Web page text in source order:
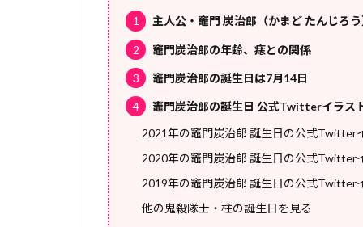
1 主人公・竈門 炭治郎（かまど たんじろ
2 竈門炭治郎の年齢、痣との関係
3 竈門炭治郎の誕生日は7月14日
4
竈門炭治郎の誕生日 公式Twitterイラス
2021年の竈門炭治郎 誕生日の公式Twitter
2020年の竈門炭治郎 誕生日の公式Twitter
2019年の竈門炭治郎 誕生日の公式Twitter
他の鬼殺隊士・柱の誕生日を見る